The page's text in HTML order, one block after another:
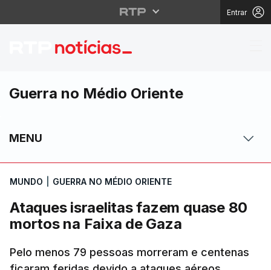
Entrar
Ataques israelitas
Guerra no Médio Oriente
MENU
MUNDO GUERRA NO MÉDIO ORIENTE
Ataques israelitas fazem quase 80
mortos na Faixa de Gaza
Pelo menos 79 pessoas morreram e centenas